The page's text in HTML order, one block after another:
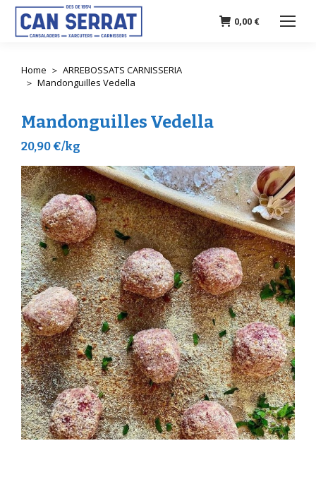
0,00 €
You are here:
Home
ARREBOSSATS CARNISSERIA
Mandonguilles Vedella
Mandonguilles Vedella
20,90 €/kg